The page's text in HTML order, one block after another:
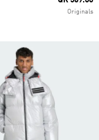
Originals